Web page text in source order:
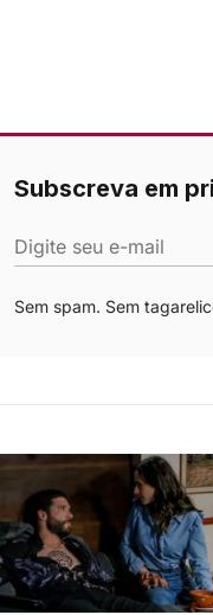
Subscreva em
Digite seu e-mail
Sem spam. Sem